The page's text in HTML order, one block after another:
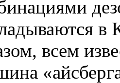
всем